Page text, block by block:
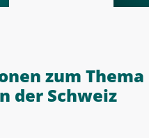
zum Thema
der Schweiz